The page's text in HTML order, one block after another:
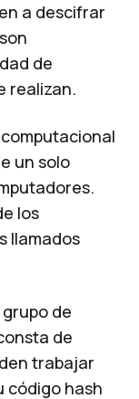
a descifrar
de
realizan.
un solo
los
llamados
de
de
trabajar
código hash